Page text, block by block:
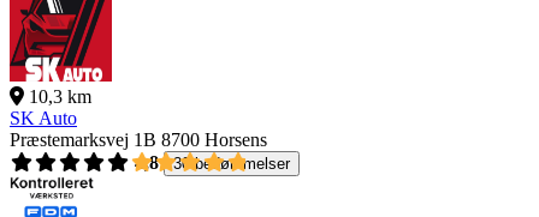
10,3 km
SK Auto
Præstemarksvej 1B 8700 Horsens
4,8
30 bedømmelser